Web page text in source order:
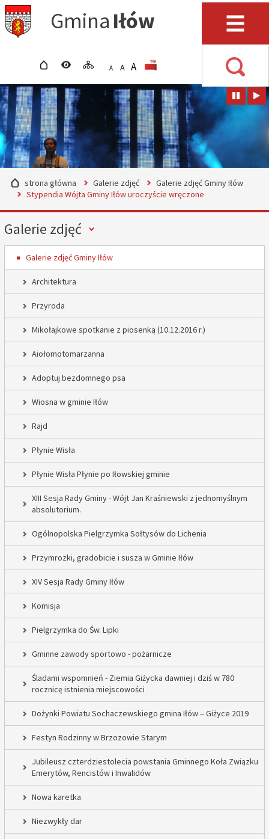
Przejdź do głównego
menu
Przejdź do treści
Przejdź do wyszukiwarki
Przejdź do mapy serwisu
Gmina Iłów Menu
strona głównawersja kontrastowa
mapa serwisu
APOMNIEJSZ CZCIONKĘ
A STANDARDOWY ROZMIAR
A POWIĘKSZ CZCIONKĘ
rozmiar czcionki
strona główna Galerie zdjęć
Galerie zdjęć Gminy Iłów
Stypendia Wójta Gminy Iłów uroczyście wręczone
Menu
Galerie zdjęć
Galerie zdjęć Gminy Iłów
Architektura
Przyroda
Mikołajkowe spotkanie z piosenką (10.12.2016 r.)
Aiołomotomarzanna
Adoptuj bezdomnego psa
Wiosna w gminie Iłów
Rajd
Płynie Wisła
Płynie Wisła Płynie po Iłowskiej gminie
XIII Sesja Rady Gminy - Wójt Jan Kraśniewski z jednomyślnym
absolutorium.
Ogólnopolska Pielgrzymka Sołtysów do Lichenia
Przymrozki, gradobicie i susza w Gminie Iłów
XIV Sesja Rady Gminy Iłów
Komisja
Pielgrzymka do Św. Lipki
Gminne zawody sportowo - pożarnicze
Śladami wspomnień - Ziemia Giżycka dawniej i dziś w 780
rocznicę istnienia miejscowości
Dożynki Powiatu Sochaczewskiego gmina Iłów – Giżyce 2019
Festyn Rodzinny w Brzozowie Starym
Jubileusz czterdziestolecia powstania Gminnego Koła Związku
Emerytów, Rencistów i Inwalidów
Nowa karetka
Niezwykły dar